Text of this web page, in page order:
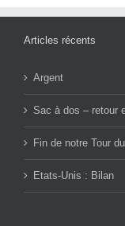
Articles récents
Argent
Sac à dos – retour
Fin de notre Tour
Etats-Unis : Bilan